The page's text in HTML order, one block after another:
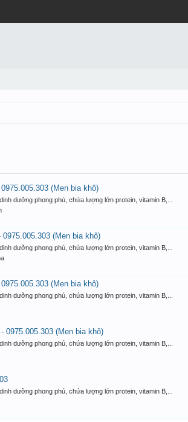
(Men bia khô)
dưỡng phong phú, chứa lượng lớn protein, vitamin B,...
(Men bia khô)
dưỡng phong phú, chứa lượng lớn protein, vitamin B,...
(Men bia khô)
dưỡng phong phú, chứa lượng lớn protein, vitamin B,...
0975.005.303 (Men bia khô)
dưỡng phong phú, chứa lượng lớn protein, vitamin B,...
dưỡng phong phú, chứa lượng lớn protein, vitamin B,...